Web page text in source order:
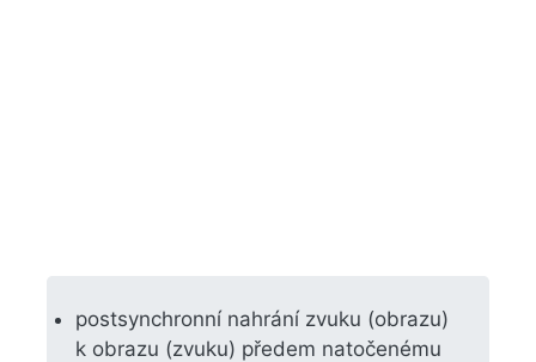
postsynchronní nahrání zvuku (obrazu)
k obrazu (zvuku) předem natočenému